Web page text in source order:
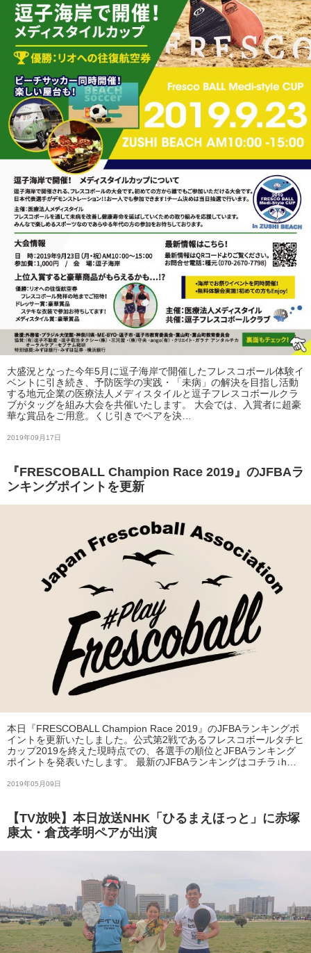
大盛況となった今年5月に逗子海岸で開催したフレスコボール体験イ
ベントに引き続き、予防医学の実践・「未病」の解決を目指し活動
する地元企業の医療法人メディスタイルと逗子フレスコボールクラ
ブがタッグを組み大会を共催いたします。 大会では、入賞者に超豪
華な賞品をご用意。くじ引きでペアを決…
2019年09月17日
『FRESCOBALL Champion Race 2019』のJFBAラ
ンキングポイントを更新
本日『FRESCOBALL Champion Race 2019』のJFBAランキングポ
イントを更新いたしました。公式第2戦であるフレスコボールタチヒ
カップ2019を終えた現時点での、各選手の順位とJFBAランキング
ポイントを発表いたします。 最新のJFBAランキングはコチラ↓h…
2019年05月09日
【TV放映】本日放送NHK「ひるまえほっと」に赤塚
康太・倉茂孝明ペアが出演